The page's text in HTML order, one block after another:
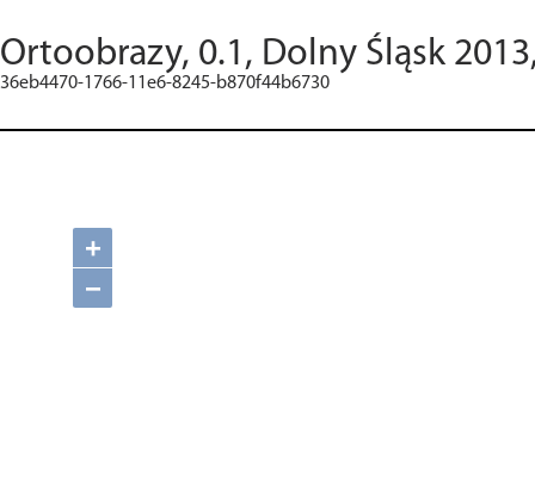
Ortoobrazy, 0.1, Dolny Śląsk
36eb4470-1766-11e6-8245-b870f44b6730
+
−